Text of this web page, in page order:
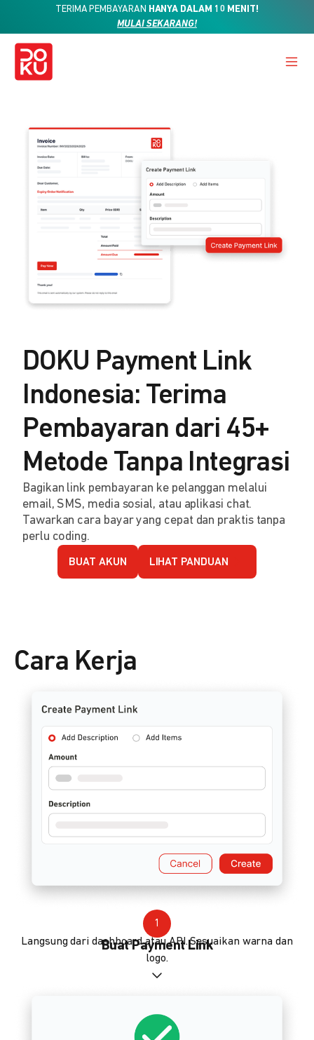
TERIMA PEMBAYARAN HANYA DALAM 10 MENIT!
MULAI SEKARANG!
DOKU Payment Link
Indonesia: Terima
Pembayaran dari 45+
Metode Tanpa Integrasi
Bagikan link pembayaran ke pelanggan melalui
email, SMS, media sosial, atau aplikasi chat.
Tawarkan cara bayar yang cepat dan praktis tanpa
perlu coding.
BUAT AKUN LIHAT PANDUAN
Cara Kerja
1
Buat Payment Link
Langsung dari dashboard atau API. Sesuaikan warna dan
logo.